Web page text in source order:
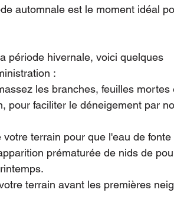
automnale est le moment idéal
période hivernale, voici quelques
:
les branches, feuilles mortes
pour faciliter le déneigement par
terrain pour que l'eau de
prématurée de nids de
terrain avant les premières